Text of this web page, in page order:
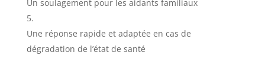
Un soulagement pour les aidants familiaux
Une réponse rapide et adaptée en cas de
dégradation de l’état de santé